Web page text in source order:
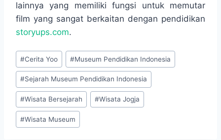
lainnya yang memiliki fungsi untuk memutar
film yang sangat berkaitan dengan pendidikan
storyups.com.
Post
Tags:
#Cerita Yoo #Museum Pendidikan Indonesia
#Sejarah Museum Pendidikan Indonesia
#Wisata Bersejarah #Wisata Jogja
#Wisata Museum